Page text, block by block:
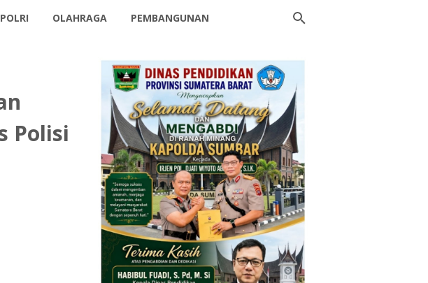
POLRI OLAHRAGA PEMBANGUNAN
Polisi